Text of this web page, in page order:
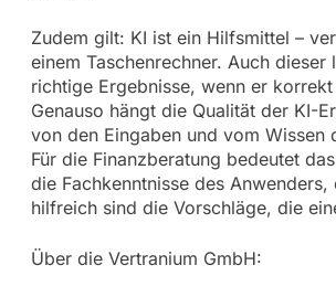
Zudem gilt: KI ist ein Hilfsmittel –
einem Taschenrechner. Auch dieser
richtige Ergebnisse, wenn er
Genauso hängt die Qualität der KI-
von den Eingaben und vom Wissen
Für die Finanzberatung bedeutet
die Fachkenntnisse des
hilfreich sind die Vorschläge, die
Über die Vertranium GmbH: